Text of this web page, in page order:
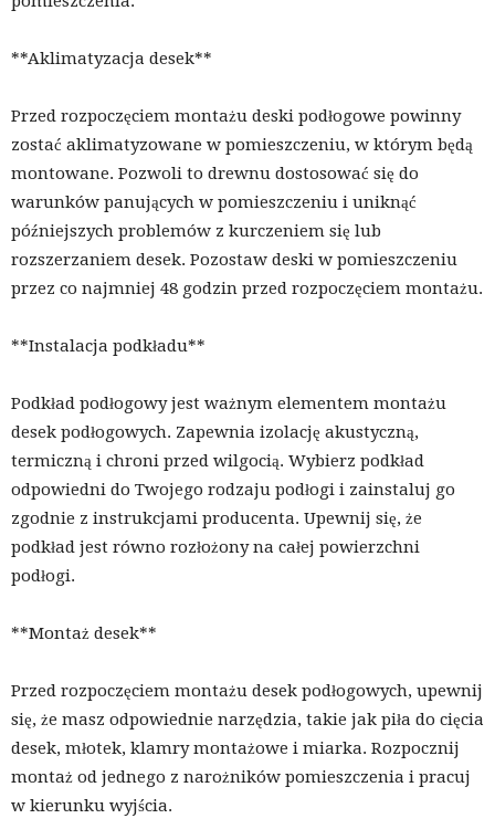
**Aklimatyzacja desek**
Przed rozpoczęciem montażu deski podłogowe powinny
zostać aklimatyzowane w pomieszczeniu, w którym będą
montowane. Pozwoli to drewnu dostosować się do
warunków panujących w pomieszczeniu i uniknąć
późniejszych problemów z kurczeniem się lub
rozszerzaniem desek. Pozostaw deski w pomieszczeniu
przez co najmniej 48 godzin przed rozpoczęciem montażu.
**Instalacja podkładu**
Podkład podłogowy jest ważnym elementem montażu
desek podłogowych. Zapewnia izolację akustyczną,
termiczną i chroni przed wilgocią. Wybierz podkład
odpowiedni do Twojego rodzaju podłogi i zainstaluj go
zgodnie z instrukcjami producenta. Upewnij się, że
podkład jest równo rozłożony na całej powierzchni
podłogi.
**Montaż desek**
Przed rozpoczęciem montażu desek podłogowych, upewnij
się, że masz odpowiednie narzędzia, takie jak piła do cięcia
desek, młotek, klamry montażowe i miarka. Rozpocznij
montaż od jednego z narożników pomieszczenia i pracuj
w kierunku wyjścia.